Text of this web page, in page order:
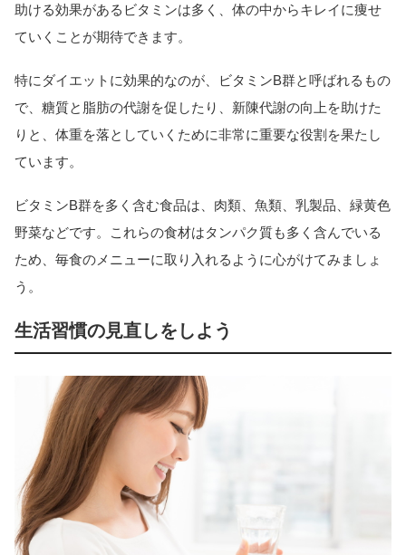
助ける効果があるビタミンは多く、体の中からキレイに痩せ
ていくことが期待できます。
特にダイエットに効果的なのが、ビタミンB群と呼ばれるもの
で、糖質と脂肪の代謝を促したり、新陳代謝の向上を助けた
りと、体重を落としていくために非常に重要な役割を果たし
ています。
ビタミンB群を多く含む食品は、肉類、魚類、乳製品、緑黄色
野菜などです。これらの食材はタンパク質も多く含んでいる
ため、毎食のメニューに取り入れるように心がけてみましょ
う。
生活習慣の見直しをしよう